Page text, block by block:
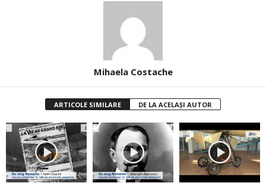
Mihaela Costache
ARTICOLE SIMILARE DE LA ACELAȘI AUTOR